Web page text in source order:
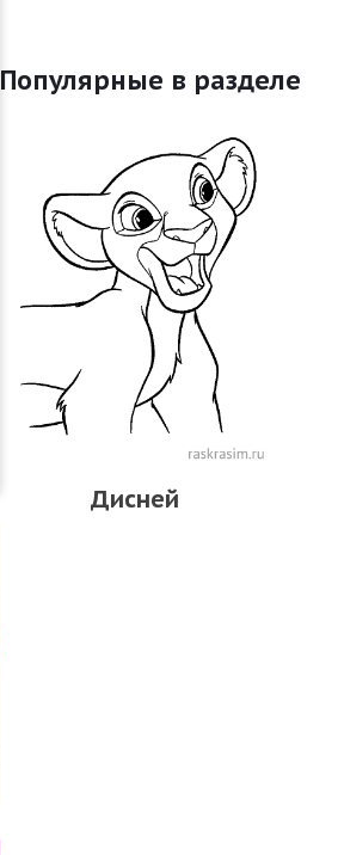
Популярные в разделе
Дисней